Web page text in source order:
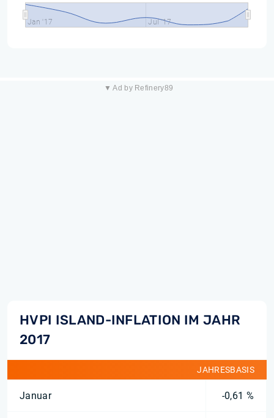
Jan '17 Jul '17
▼ Ad by Refinery89
HVPI ISLAND-INFLATION IM JAHR
2017
JAHRESBASIS
Januar -0,61 %